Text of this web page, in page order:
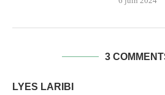
3
LYES LARIBI